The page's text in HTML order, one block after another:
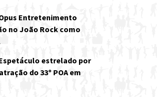
Entretenimento
no João Rock como
estrelado por
do 33º POA em